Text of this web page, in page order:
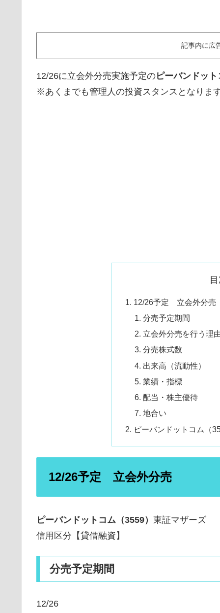
記事内に広
12/26に立会外分売実施予定のピーバンドッ
※あくまでも管理人の投資スタンスとなりま
12/26予定 立会外分売
分売予定期間
立会外分売を行う理
分売株式数
出来高（流動性）
業績・指標
配当・株主優待
地合い
ピーバンドットコム
12/26予定 立会外分売
ピーバンドットコム（3559） 東証マザーズ
信用区分【貸借融資】
分売予定期間
12/26